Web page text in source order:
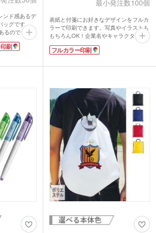
ンド感あるデ
ッグです。
るのでコン
ます。約5オ
です。資料
。
制作にぴっ
ンキャンパ
にいかがで
トした同人
刷
最小発注数100個
表紙と付箋にお好きなデザインをフルカ
ラーで印刷できます。写真やイラストも
もちろんOK！企業名やキャラクターな
どをアピールするのにぴったりなオリジ
ナルグッズです。カバー表面だけでなく
だけます。チラシ代わりにポストイン可
なスクエア形状。おみやげショップでの
販売や同人イベントでの頒布、販促キャ
ンペーンのノベルティや企業の周年記念
品など、幅広いシーンにおすすめのアイ
テムです。
フルカラー印刷